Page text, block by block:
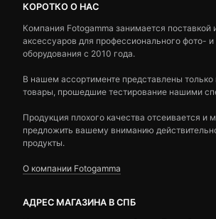
КОРОТКО О НАС
Компания Fotogamma занимается поставкой
аксессуаров для профессионального фото- и
оборудования с 2010 года.
В нашем ассортименте представлены только
товары, прошедшие тестирование нашими
Продукция плохого качества отсеивается и
предложить вашему вниманию
продукты.
О компании Fotogamma
АДРЕС МАГАЗИНА В СПБ